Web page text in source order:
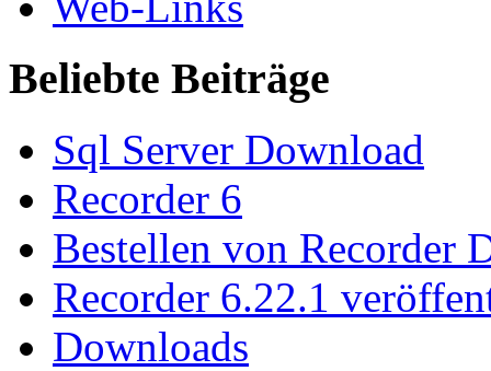
Beliebte Beiträge
Sql Server Download
Recorder 6
Bestellen von Recorder
Recorder 6.22.1
Downloads